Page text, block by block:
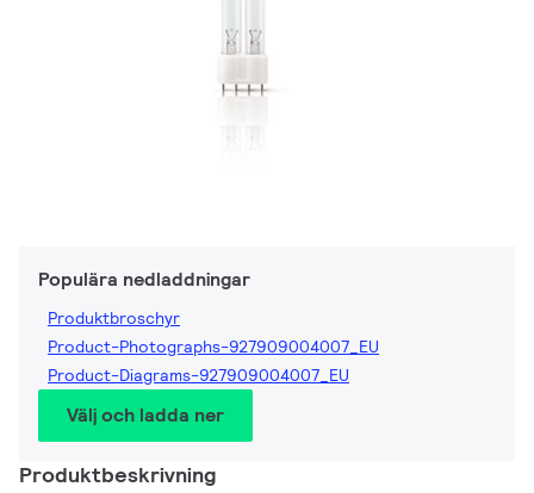
Populära nedladdningar
Produktbroschyr
Product-Photographs-927909004007_EU
Product-Diagrams-927909004007_EU
Välj och ladda ner
Produktbeskrivning